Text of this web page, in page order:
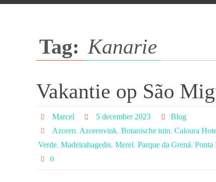
Tag: Kanarie
Vakantie op São
Marcel 5 december 2023
Blog
Azoren, Azorenvink, Botanische tuin, Caloura
Verde, Madeirahagedis, Merel, Parque da Grená, Ponta
0